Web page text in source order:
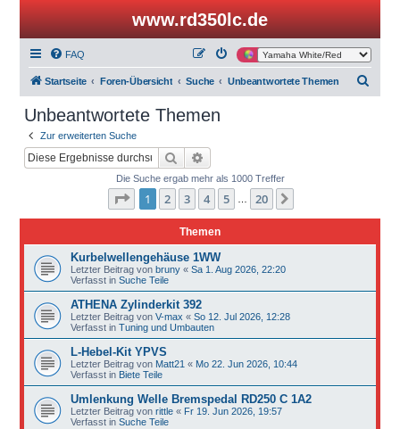
www.rd350lc.de
FAQ
Startseite Foren-Übersicht Suche Unbeantwortete Themen
Unbeantwortete Themen
Zur erweiterten Suche
Suche
Die Suche ergab mehr als 1000 Treffer
Seite 1von 20
1 2 3 4 5 20
Themen
Kurbelwellengehäuse 1WW
Letzter Beitrag von bruny« Sa 1. Aug 2026, 22:20
Verfasst in Suche Teile
ATHENA Zylinderkit 392
Letzter Beitrag von V-max « So 12. Jul 2026, 12:28
Verfasst in Tuning und Umbauten
L-Hebel-Kit YPVS
Letzter Beitrag von Matt21 « Mo 22. Jun 2026, 10:44
Verfasst in Biete Teile
Umlenkung Welle Bremspedal RD250 C 1A2
Letzter Beitrag von rittle« Fr 19. Jun 2026, 19:57
Verfasst in Suche Teile